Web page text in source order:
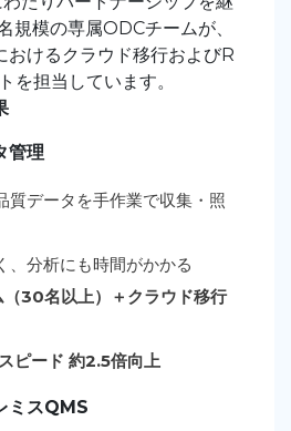
規模の専属ODCチームが、
おけるクラウド移行およびR
を担当しています。
管理
質データを手作業で収集・照
、分析にも時間がかかる
30名以上）＋クラウド移行
ピード 約2.5倍向上
ミスQMS